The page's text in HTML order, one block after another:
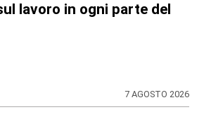
lavoro in ogni parte del
7 AGOSTO 2026